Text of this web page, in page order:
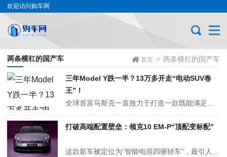
欢迎访问购车网
首页 > 两条横杠的国产车
两条横杠的国产车
三年Model Y跌一半？13万多开走“电动SUV卷
王”！
打破高端配置壁垒：领克10 EM-P“顶配变标配”